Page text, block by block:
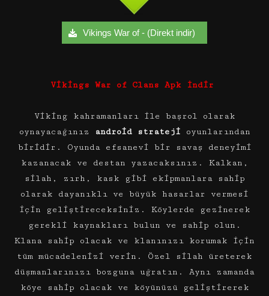
Vikings War of - (Direkt indir)
Vikings War of Clans Apk İndir
Viking kahramanları ile başrol olarak
oynayacağınız
android strateji oyunlarından
biridir. Oyunda efsanevi bir savaş deneyimi
kazanacak ve destan yazacaksınız. Kalkan,
silah, zırh, kask gibi ekipmanlara sahip
olarak dayanıklı ve büyük hasarlar vermesi
için geliştireceksiniz. Köylerde gezinerek
gerekli kaynakları bulun ve sahip olun.
Klana sahip olacak ve klanınızı korumak için
tüm mücadelenizi verin. Özel silah üreterek
düşmanlarınızı bozguna uğratın. Aynı zamanda
köye sahip olacak ve köyünüzü geliştirerek